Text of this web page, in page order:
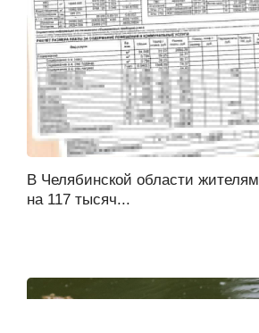
В Челябинской области
на 117 тысяч...